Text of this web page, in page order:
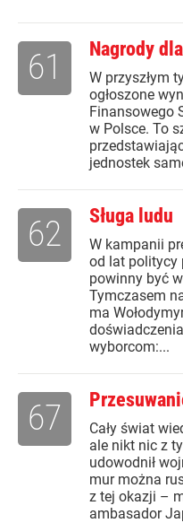
Nagrody
W przyszłym
ogłoszone
Finansowego
w Polsce. To
jednostek
61
Sługa ludu
W kampanii
od lat politycy
powinny być
Tymczasem
ma
wyborcom:...
62
Cały świat
ale nikt nic z
udowodnił
mur można
z tej okazji –
ambasador
67